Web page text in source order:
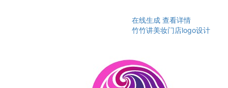
在线生成 查看详情
竹竹讲美妆门店logo设计